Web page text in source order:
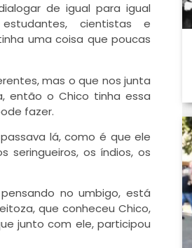
de igual para igual
cientistas e
uma coisa que poucas
mas o que nos junta
então o Chico tinha essa
fazer.
lá, como é que ele
os índios, os
no umbigo, está
que conheceu Chico,
junto com ele, participou